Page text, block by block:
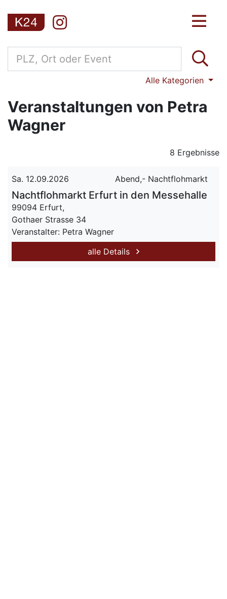
Alle Kategorien
Veranstaltungen von Petra
Wagner
8 Ergebnisse
Sa. 12.09.2026 Abend,- Nachtflohmarkt
Nachtflohmarkt Erfurt in den Messehalle
99094 Erfurt,
Gothaer Strasse 34
Veranstalter: Petra Wagner
alle Details